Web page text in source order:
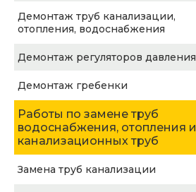
Демонтаж труб канализации,
отопления, водоснабжения
Демонтаж регуляторов давления
Демонтаж гребенки
Работы по замене труб
водоснабжения, отопления и
канализационных труб
Замена труб канализации